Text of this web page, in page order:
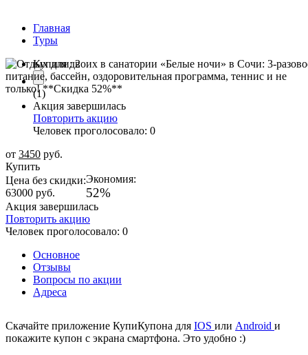
Главная
Туры
Купили:2
(1)
Акция завершилась
Повторить акцию
Человек проголосовало: 0
от 3450 руб.
Купить
Цена без скидки:
63000 руб.
Экономия:
52%
Акция завершилась
Повторить акцию
Человек проголосовало: 0
Основное
Отзывы
Вопросы по акции
Адреса
Скачайте приложение КупиКупона для IOS или Android и
покажите купон с экрана смартфона. Это удобно :)